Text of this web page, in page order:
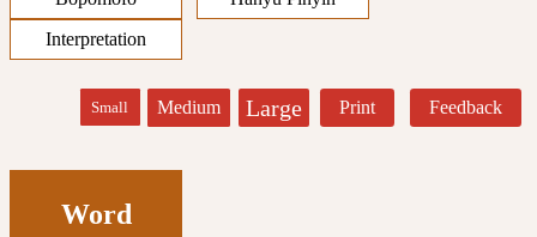
Interpretation
Small Medium Large Print Feedback
Word